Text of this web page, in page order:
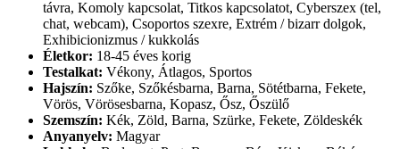
távra, Komoly kapcsolat, Titkos kapcsolatot, Cyberszex (tel,
chat, webcam), Csoportos szexre, Extrém / bizarr dolgok,
Exhibicionizmus / kukkolás
Életkor: 18-45 éves korig
Testalkat: Vékony, Átlagos, Sportos
Hajszín: Szőke, Szőkésbarna, Barna, Sötétbarna, Fekete,
Vörös, Vörösesbarna, Kopasz, Ősz, Őszülő
Szemszín: Kék, Zöld, Barna, Szürke, Fekete, Zöldeskék
Anyanyelv: Magyar